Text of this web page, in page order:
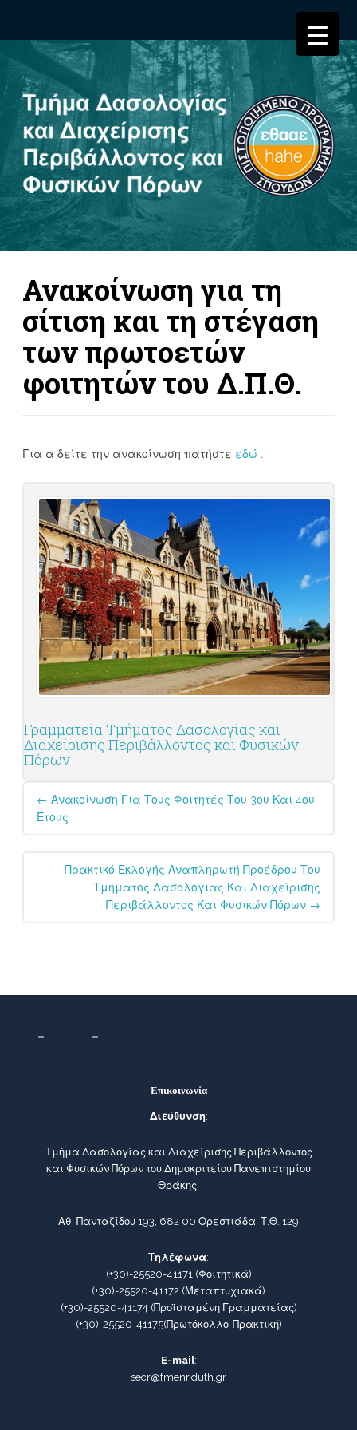
Ανακοίνωση για τη
σίτιση και τη στέγαση
των πρωτοετών
φοιτητών του Δ.Π.Θ.
Για α δείτε την ανακοίνωση πατήστε εδώ :
Γραμματεία Τμήματος Δασολογίας και
Διαχείρισης Περιβάλλοντος και Φυσικών
Πόρων
Post
navigation
← Ανακοίνωση Για Τους Φοιτητές Του 3ου Και 4ου
Έτους
Πρακτικό Εκλογής Αναπληρωτή Προέδρου Του
Τμήματος Δασολογίας Και Διαχείρισης
Περιβάλλοντος Και Φυσικών Πόρων →
Επικοινωνία
Διεύθυνση:
Τμήμα Δασολογίας και Διαχείρισης Περιβάλλοντος
και Φυσικών Πόρων του Δημοκριτείου Πανεπιστημίου
Θράκης,
Αθ. Πανταζίδου 193, 682 00 Ορεστιάδα, Τ.Θ. 129
Τηλέφωνα:
(+30)-25520-41171(Φοιτητικά)
(+30)-25520-41172 (Μεταπτυχιακά)
(+30)-25520-41174 (Προϊσταμένη Γραμματείας)
(+30)-25520-41175(Πρωτόκολλο-Πρακτική)
E-mail:
secr@fmenr.duth.gr